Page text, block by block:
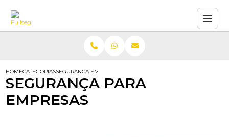
HOMECATEGORIASSEGURANCA EMPRESAS
SEGURANÇA PARA
EMPRESAS